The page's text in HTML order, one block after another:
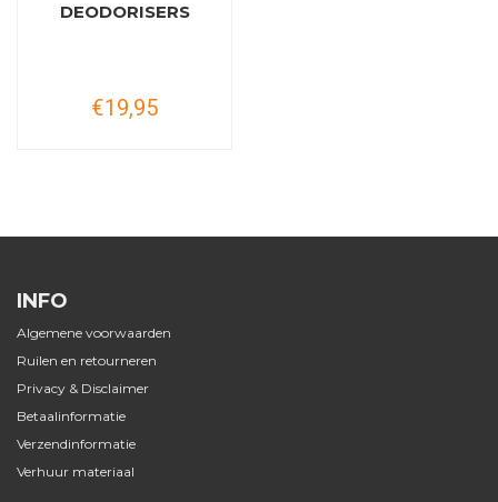
DEODORISERS
€19,95
INFO
Algemene voorwaarden
Ruilen en retourneren
Privacy & Disclaimer
Betaalinformatie
Verzendinformatie
Verhuur materiaal